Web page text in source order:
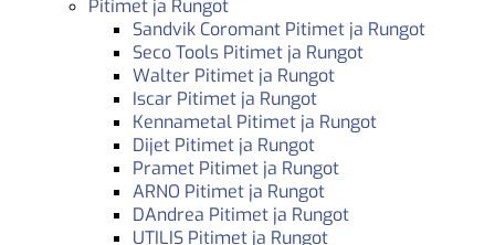
Pitimet ja Rungot
Sandvik Coromant Pitimet ja Rungot
Seco Tools Pitimet ja Rungot
Walter Pitimet ja Rungot
Iscar Pitimet ja Rungot
Kennametal Pitimet ja Rungot
Dijet Pitimet ja Rungot
Pramet Pitimet ja Rungot
ARNO Pitimet ja Rungot
DAndrea Pitimet ja Rungot
UTILIS Pitimet ja Rungot